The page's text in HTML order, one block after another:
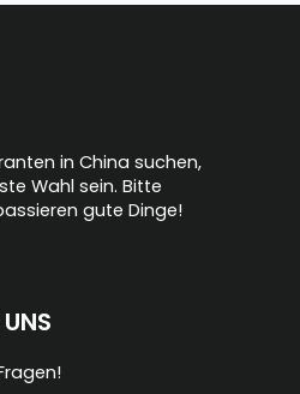
in China suchen,
Wahl sein. Bitte
gute Dinge!